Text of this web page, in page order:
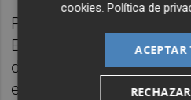
Por su parte, el diputado
Eduardo
Olanoha
de que sus "globos
están generando
cookies.Política de
ACEPTAR